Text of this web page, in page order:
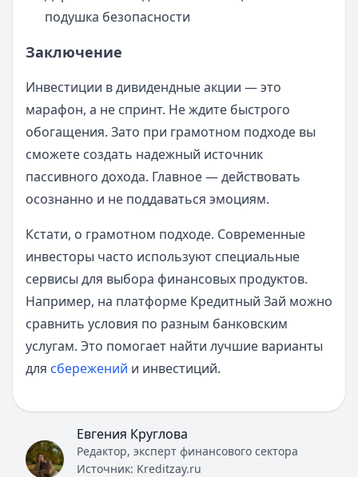
подушка безопасности
Заключение
Инвестиции в дивидендные акции — это
марафон, а не спринт. Не ждите быстрого
обогащения. Зато при грамотном подходе вы
сможете создать надежный источник
пассивного дохода. Главное — действовать
осознанно и не поддаваться эмоциям.
Кстати, о грамотном подходе. Современные
инвесторы часто используют специальные
сервисы для выбора финансовых продуктов.
Например, на платформе Кредитный Зай можно
сравнить условия по разным банковским
услугам. Это помогает найти лучшие варианты
для сбережений и инвестиций.
Евгения Круглова
Редактор, эксперт финансового сектора
Источник: Kreditzay.ru